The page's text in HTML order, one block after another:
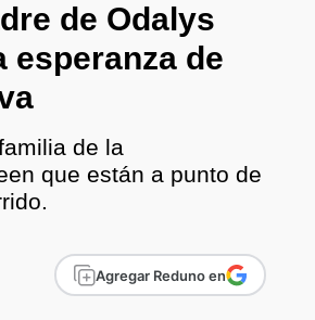
de Odalys
esperanza de
de la
que están a punto de
Agregar Reduno en